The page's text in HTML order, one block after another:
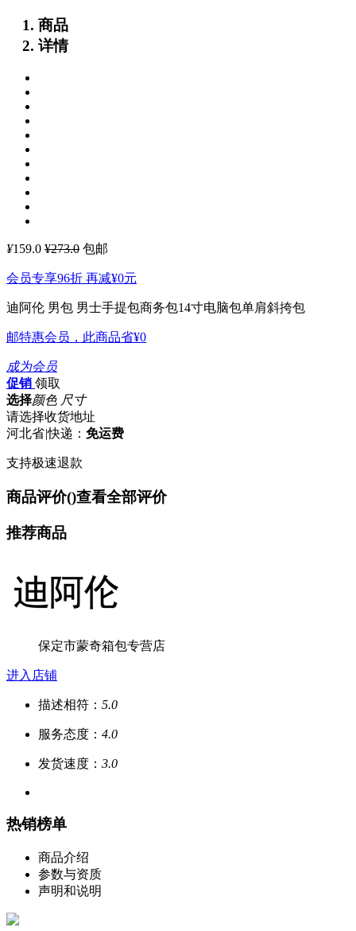
商品
详情
¥159.0 ¥273.0 包邮
会员专享96折 再减¥0元
迪阿伦 男包 男士手提包商务包14寸电脑包单肩斜挎包
邮特惠会员，此商品省¥0
成为会员
促销 领取
选择颜色 尺寸
请选择收货地址
河北省|快递： 免运费
支持极速退款
商品评价()查看全部评价
推荐商品
保定市蒙奇箱包专营店
进入店铺
描述相符： 5.0
服务态度： 4.0
发货速度： 3.0
热销榜单
商品介绍
参数与资质
声明和说明